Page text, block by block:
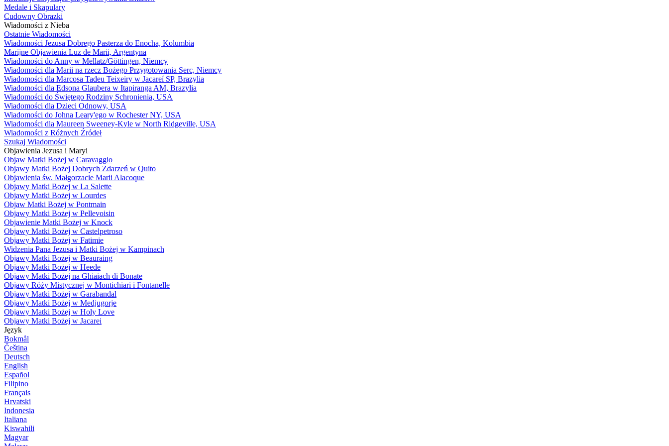
Medale i Skapulary
Cudowny Obrazki
Wiadomości z Nieba
Ostatnie Wiadomości
Wiadomości Jezusa Dobrego Pasterza do Enocha, Kolumbia
Marijne Objawienia Luz de Marii, Argentyna
Wiadomości do Anny w Mellatz/Göttingen, Niemcy
Wiadomości dla Marii na rzecz Bożego Przygotowania Serc, Niemcy
Wiadomości dla Marcosa Tadeu Teixeiry w Jacareí SP, Brazylia
Wiadomości dla Edsona Glaubera w Itapiranga AM, Brazylia
Wiadomości do Świętego Rodziny Schronienia, USA
Wiadomości dla Dzieci Odnowy, USA
Wiadomości do Johna Leary'ego w Rochester NY, USA
Wiadomości dla Maureen Sweeney-Kyle w North Ridgeville, USA
Wiadomości z Różnych Źródeł
Szukaj Wiadomości
Objawienia Jezusa i Maryi
Objaw Matki Bożej w Caravaggio
Objawy Matki Bożej Dobrych Zdarzeń w Quito
Objawienia św. Małgorzacie Marii Alacoque
Objawy Matki Bożej w La Salette
Objawy Matki Bożej w Lourdes
Objaw Matki Bożej w Pontmain
Objawy Matki Bożej w Pellevoisin
Objawienie Matki Bożej w Knock
Objawy Matki Bożej w Castelpetroso
Objawy Matki Bożej w Fatimie
Widzenia Pana Jezusa i Matki Bożej w Kampinach
Objawy Matki Bożej w Beauraing
Objawy Matki Bożej w Heede
Objawy Matki Bożej na Ghiaiach di Bonate
Objawy Róży Mistycznej w Montichiari i Fontanelle
Objawy Matki Bożej w Garabandal
Objawy Matki Bożej w Medjugorje
Objawy Matki Bożej w Holy Love
Objawy Matki Bożej w Jacarei
Język
Bokmål
Čeština
Deutsch
English
Español
Filipino
Français
Hrvatski
Indonesia
Italiana
Kiswahili
Magyar